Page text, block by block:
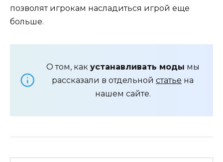
позволят игрокам насладиться игрой еще
больше.
О том, как устанавливать моды мы
рассказали в отдельной статье на
нашем сайте.